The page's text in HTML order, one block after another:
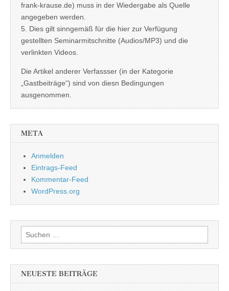
frank-krause.de) muss in der Wiedergabe als Quelle
angegeben werden.
5. Dies gilt sinngemäß für die hier zur Verfügung
gestellten Seminarmitschnitte (Audios/MP3) und die
verlinkten Videos.
Die Artikel anderer Verfassser (in der Kategorie
„Gastbeiträge“) sind von diesn Bedingungen
ausgenommen.
META
Anmelden
Eintrags-Feed
Kommentar-Feed
WordPress.org
Suchen
nach:
NEUESTE BEITRÄGE